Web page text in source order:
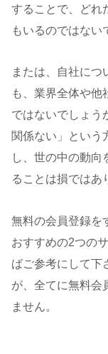
することで、どれ
もいるのではない
または、自社につ
も、業界全体や他
ではないでしょう
関係ない」という
し、世の中の動向
ることは損ではあ
無料の会員登録を
おすすめの2つの
ばご参考にして下
が、全てに無料会
ません。